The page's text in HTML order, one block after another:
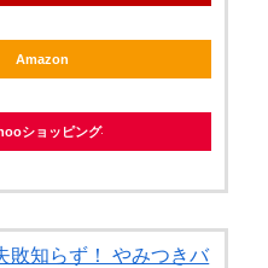
Amazon
ショッピング
敗知らず！ やみつきバ